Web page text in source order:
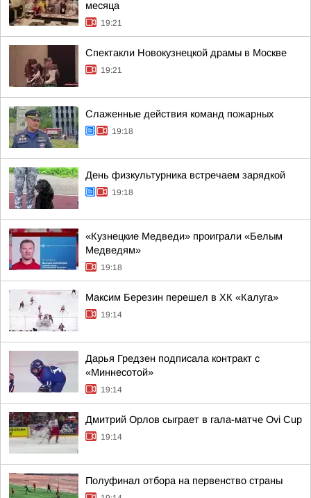
месяца
19:21
Спектакли Новокузнецкой драмы в Москве
19:21
Слаженные действия команд пожарных
19:18
День физкультурника встречаем зарядкой
19:18
«Кузнецкие Медведи» проиграли «Белым
Медведям»
19:18
Максим Березин перешел в ХК «Калуга»
19:14
Дарья Гредзен подписала контракт с
«Миннесотой»
19:14
Дмитрий Орлов сыграет в гала-матче Ovi Cup
19:14
Полуфинал отбора на первенство страны